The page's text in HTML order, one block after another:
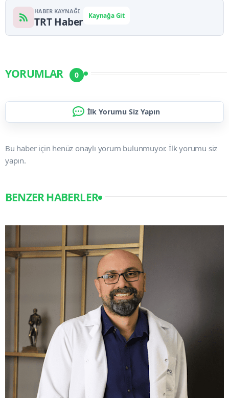
HABER KAYNAĞI
TRT Haber Kaynağa Git
YORUMLAR 0
İlk Yorumu Siz Yapın
Bu haber için henüz onaylı yorum bulunmuyor. İlk yorumu siz
yapın.
BENZER HABERLER